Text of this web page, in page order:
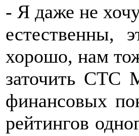
- Я даже не
естественны,
хорошо, нам
заточить СТС
финансовых
рейтингов